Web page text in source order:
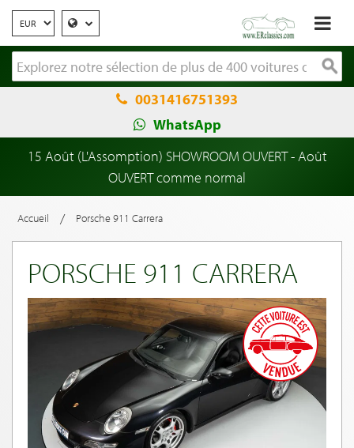
0031416751393
WhatsApp
15 Août (L'Assomption) SHOWROOM OUVERT - Août
OUVERT comme normal
Accueil / Porsche 911 Carrera
PORSCHE 911 CARRERA